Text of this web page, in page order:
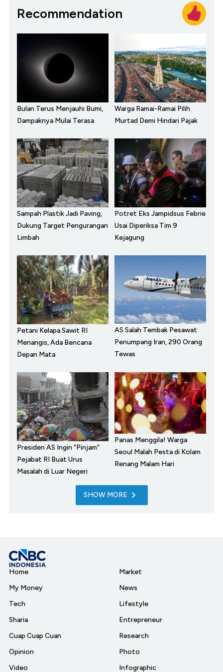
Recommendation
Bulan Terus Menjauhi Bumi,
Dampaknya Mulai Terasa
Warga Ramai-Ramai Pilih
Murtad Demi Hindari Pajak
Sampah Plastik Jadi Paving,
Dukung Target Pengurangan
Limbah
Potret Eks Jampidsus Febrie
Usai Diperiksa Tim 9
Kejagung
Petani Kelapa Sawit RI
Menangis, Ada Bencana
Depan Mata
AS Salah Tembak Pesawat
Penumpang Iran, 290 Orang
Tewas
Presiden AS Ingin "Pinjam"
Pejabat RI Buat Urus
Masalah di Luar Negeri
Panas Menggila! Warga
Seoul Malah Pesta di Kolam
Renang Malam Hari
SHOW MORE
Home
My Money
Tech
Sharia
Cuap Cuap Cuan
Opinion
Video
Market
News
Lifestyle
Entrepreneur
Research
Photo
Infographic